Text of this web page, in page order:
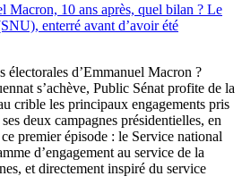
Macron, 10 ans après, quel bilan ? Le
enterré avant d’avoir été
électorales d’Emmanuel Macron ?
s’achève, Public Sénat profite de la
crible les principaux engagements pris
deux campagnes présidentielles, en
premier épisode : le Service national
d’engagement au service de la
et directement inspiré du service